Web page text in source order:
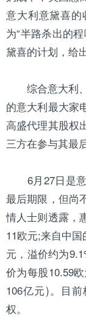
意大利意黛喜
为“半路杀出的
黛喜的计划，给
综合意大利、
的意大利最大家
高盛代理其股权
三方在参与其最
6月27日是意
最后期限，但尚
情人士则透露，
11欧元;来自中国
元，溢价约为
价为每股10.59
106亿元)。目
权。